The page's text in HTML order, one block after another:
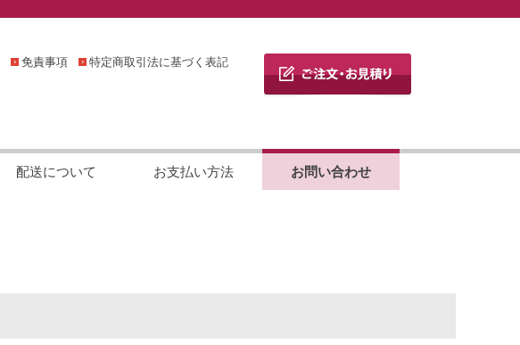
免責事項 特定商取引法に基づく表記
配送について お支払い方法 お問い合わせ